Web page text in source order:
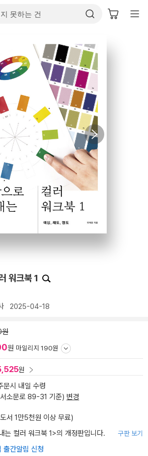
워크북 1
2025-04-18
원 마일리지 190원
원
문시 내일 수령
소문로 89-31 기준) 변경
서 1만5천원 이상 무료)
는 컬러 워크북 1>의 개정판입니다. 구판 보기
출간알림 신청